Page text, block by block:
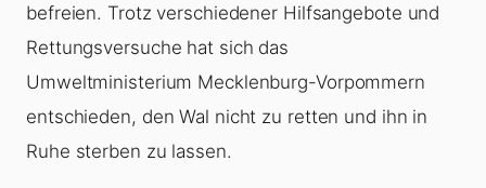
befreien. Trotz verschiedener Hilfsangebote und
Rettungsversuche hat sich das
Umweltministerium Mecklenburg-Vorpommern
entschieden, den Wal nicht zu retten und ihn in
Ruhe sterben zu lassen.